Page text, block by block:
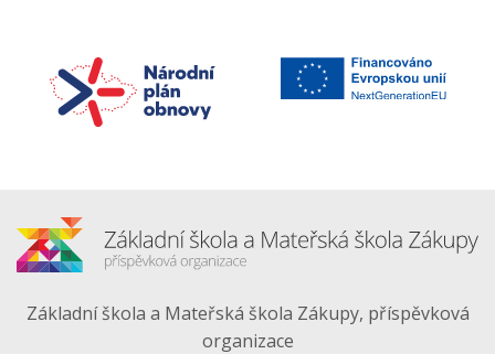
Základní škola a Mateřská škola Zákupy, příspěvková
organizace